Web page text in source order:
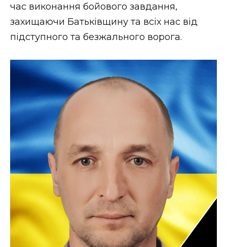
ВІДЕО
час виконання бойового завдання,
захищаючи Батьківщину та всіх нас від
підступного та безжального ворога.